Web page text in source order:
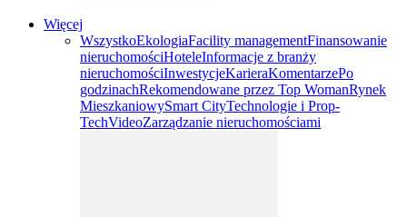
Więcej
WszystkoEkologiaFacility managementFinansowanie
nieruchomościHoteleInformacje z branży
nieruchomościInwestycjeKarieraKomentarzePo
godzinachRekomendowane przez Top WomanRynek
MieszkaniowySmart CityTechnologie i Prop-
TechVideoZarządzanie nieruchomościami